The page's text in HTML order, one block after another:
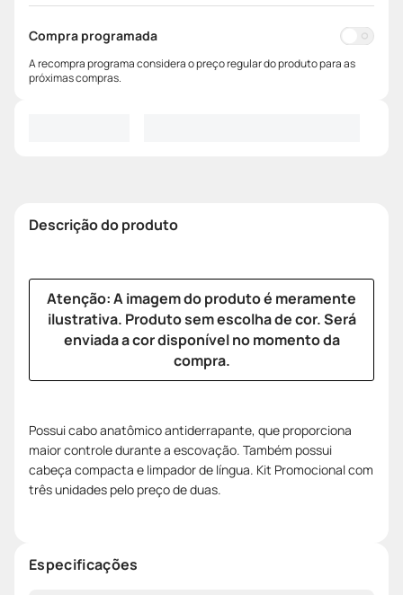
Compra programada
A recompra programa considera o preço regular do produto para as
próximas compras.
Descrição do produto
Atenção: A imagem do produto é meramente
ilustrativa. Produto sem escolha de cor. Será
enviada a cor disponível no momento da
compra.
Possui cabo anatômico antiderrapante, que proporciona
maior controle durante a escovação. Também possui
cabeça compacta e limpador de língua. Kit Promocional com
três unidades pelo preço de duas.
Especificações